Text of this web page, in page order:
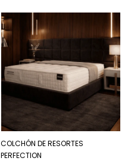
COLCHÓN DE RESORTES
PERFECTION